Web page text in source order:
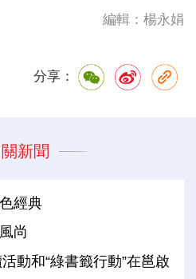
編輯：楊永娟
分享：
新聞
經典
尚
動和“綠書籤行動”在邕啟